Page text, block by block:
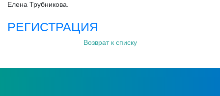
Елена Трубникова.
РЕГИСТРАЦИЯ
Возврат к списку